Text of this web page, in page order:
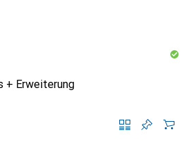
+ Erweiterung